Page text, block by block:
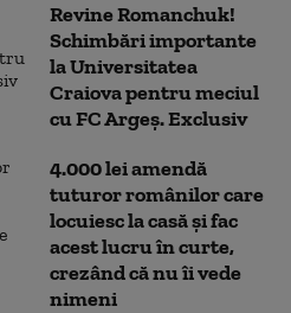
Revine Romanchuk!
Schimbări importante
la Universitatea
Craiova pentru meciul
cu FC Argeş. Exclusiv
4.000 lei amendă
tuturor românilor care
locuiesc la casă și fac
acest lucru în curte,
crezând că nu îi vede
nimeni